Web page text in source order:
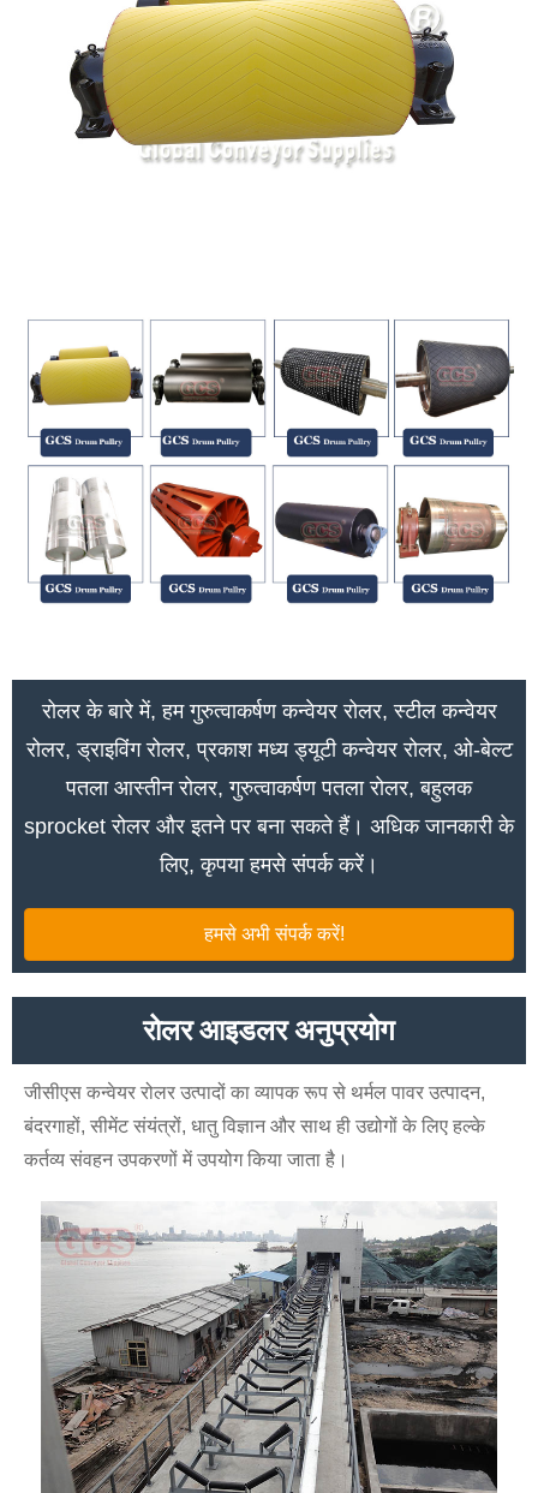
रोलर के बारे में, हम गुरुत्वाकर्षण कन्वेयर रोलर, स्टील कन्वेयर
रोलर, ड्राइविंग रोलर, प्रकाश मध्य ड्यूटी कन्वेयर रोलर, ओ-बेल्ट
पतला आस्तीन रोलर, गुरुत्वाकर्षण पतला रोलर, बहुलक
sprocket रोलर और इतने पर बना सकते हैं। अधिक जानकारी के
लिए, कृपया हमसे संपर्क करें।
हमसे अभी संपर्क करें!
रोलर आइडलर अनुप्रयोग
जीसीएस कन्वेयर रोलर उत्पादों का व्यापक रूप से थर्मल पावर उत्पादन,
बंदरगाहों, सीमेंट संयंत्रों, धातु विज्ञान और साथ ही उद्योगों के लिए हल्के
कर्तव्य संवहन उपकरणों में उपयोग किया जाता है।